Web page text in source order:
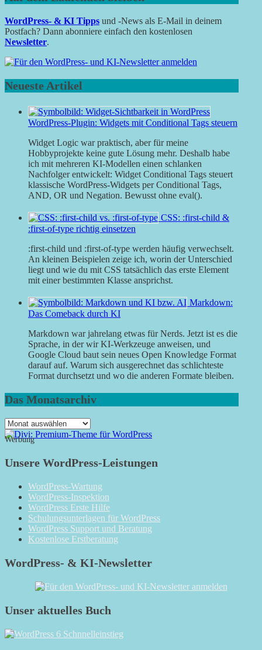
WordPress- & KI Tipps und -News als E-Mail in deinem
Postfach? Dann abonniere einfach den kostenlosen
Newsletter.
Neueste Artikel
WordPress-Plugin: Widgets mit Conditional Tags steuern
Widget Logic war praktisch, aber für meine
Hobbyprojekte keine gute Lösung mehr. Deshalb habe
ich mit mehreren KI-Modellen einen schlanken
Nachfolger entwickelt: Widget Conditional Tags steuert
klassische WordPress-Widgets per Conditional Tags,
AND, OR und Negation. Bewusst ohne eval().
CSS: :first-child &
:first-of-type richtig einsetzen
:first-child und :first-of-type werden häufig verwechselt.
An kleinen Beispielen zeige ich, worin der Unterschied
liegt und wie du mit CSS tatsächlich das erste Element
mit einer bestimmten Klasse ansprichst.
Markdown:
Das Comeback durch KI
Markdown war jahrelang etwas für Nerds. Jetzt ist es die
Sprache, in der wir KI-Werkzeuge anweisen, und
Google Cloud baut sein neues Open Knowledge Format
darauf auf. Warum sich ausgerechnet das schlichteste
Format durchsetzt und wo die anderen Formate bleiben.
Das Monatsarchiv
Das
Monatsarchiv
Werbung
Unsere WordPress-Leistungen
WordPress-Wartung
WordPress-Inspektion
WordPress Erste Hilfe
Schulungsunterlagen für WordPress
WordPress Support und Beratung
Kostenlose Erstberatung
WordPress- & KI-Newsletter
Unser aktuelles Buch